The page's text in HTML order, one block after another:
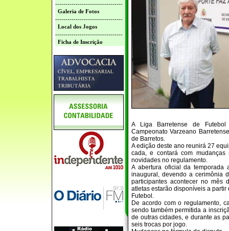
---------------------------------
Galeria de Fotos
---------------------------------
Local dos Jogos
---------------------------------
Ficha de Inscrição
A Liga Barretense de
Campeonato Varzeano
de Barretos.
A edição deste ano reunirá 27
cada, e contará com
novidades no regulamento.
A abertura oficial da
inaugural, devendo a cerimônia
participantes acontecer no mês
atletas estarão disponíveis a
Futebol.
De acordo com o regulamento,
sendo também permitida a
de outras cidades, e durante as
seis trocas por jogo.